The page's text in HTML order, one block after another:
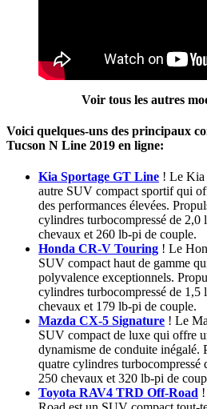
Voir tous les autres
Voici quelques-uns des principaux
Tucson N Line 2019 en ligne:
Kia Sportage GT Line ! Le Kia
autre SUV compact sportif qui
des performances élevées.
cylindres turbocompressé de 2,0
chevaux et 260 lb-pi de couple.
Honda CR-V Touring ! Le
SUV compact haut de gamme
polyvalence exceptionnels.
cylindres turbocompressé de
chevaux et 179 lb-pi de couple.
Mazda CX-5 Signature ! Le
SUV compact de luxe qui offre
dynamisme de conduite inégalé.
quatre cylindres
250 chevaux et 320 lb-pi de
Toyota RAV4 TRD Off-Road